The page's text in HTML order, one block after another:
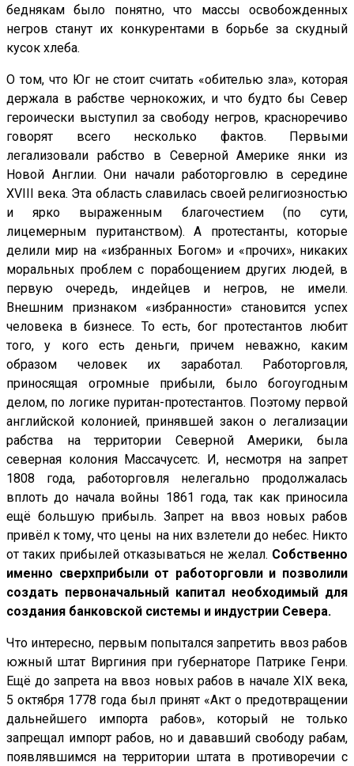
беднякам было понятно, что массы освобожденных
негров станут их конкурентами в борьбе за скудный
кусок хлеба.
О том, что Юг не стоит считать «обителью зла», которая
держала в рабстве чернокожих, и что будто бы Север
героически выступил за свободу негров, красноречиво
говорят всего несколько фактов. Первыми
легализовали рабство в Северной Америке янки из
Новой Англии. Они начали работорговлю в середине
XVIII века. Эта область славилась своей религиозностью
и ярко выраженным благочестием (по сути,
лицемерным пуританством). А протестанты, которые
делили мир на «избранных Богом» и «прочих», никаких
моральных проблем с порабощением других людей, в
первую очередь, индейцев и негров, не имели.
Внешним признаком «избранности» становится успех
человека в бизнесе. То есть, бог протестантов любит
того, у кого есть деньги, причем неважно, каким
образом человек их заработал. Работорговля,
приносящая огромные прибыли, было богоугодным
делом, по логике пуритан-протестантов. Поэтому первой
английской колонией, принявшей закон о легализации
рабства на территории Северной Америки, была
северная колония Массачусетс. И, несмотря на запрет
1808 года, работорговля нелегально продолжалась
вплоть до начала войны 1861 года, так как приносила
ещё большую прибыль. Запрет на ввоз новых рабов
привёл к тому, что цены на них взлетели до небес. Никто
от таких прибылей отказываться не желал. Собственно
именно сверхприбыли от работорговли и позволили
создать первоначальный капитал необходимый для
создания банковской системы и индустрии Севера.
Что интересно, первым попытался запретить ввоз рабов
южный штат Виргиния при губернаторе Патрике Генри.
Ещё до запрета на ввоз новых рабов в начале XIX века,
5 октября 1778 года был принят «Акт о предотвращении
дальнейшего импорта рабов», который не только
запрещал импорт рабов, но и дававший свободу рабам,
появлявшимся на территории штата в противоречии с